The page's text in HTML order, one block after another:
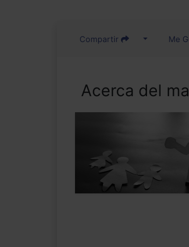
Compartir Me
Acerca del